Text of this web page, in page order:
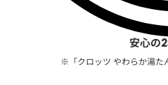
安心の
※「クロッツ やわらか湯た